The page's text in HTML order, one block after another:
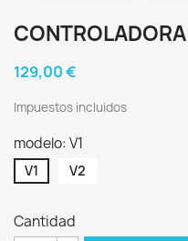
129,00 €
Impuestos incluidos
modelo: V1
V1 V2
Cantidad